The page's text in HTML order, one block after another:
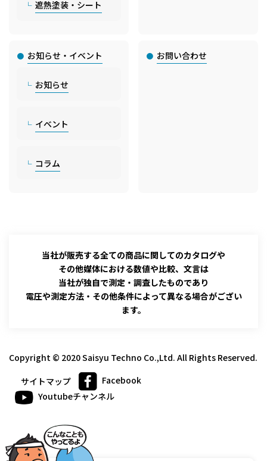
遮熱塗装・シート
お知らせ・イベント
お知らせ
イベント
コラム
お問い合わせ
当社が販売する全ての商品に関してのカタログや
その他媒体における数値や比較、文言は
当社が独自で測定・調査したものであり
電圧や測定方法・その他条件によって異なる場合がござい
ます。
Copyright © 2020 Saisyu Techno Co.,Ltd. All Rights Reserved.
サイトマップ
Facebook
Youtubeチャンネル